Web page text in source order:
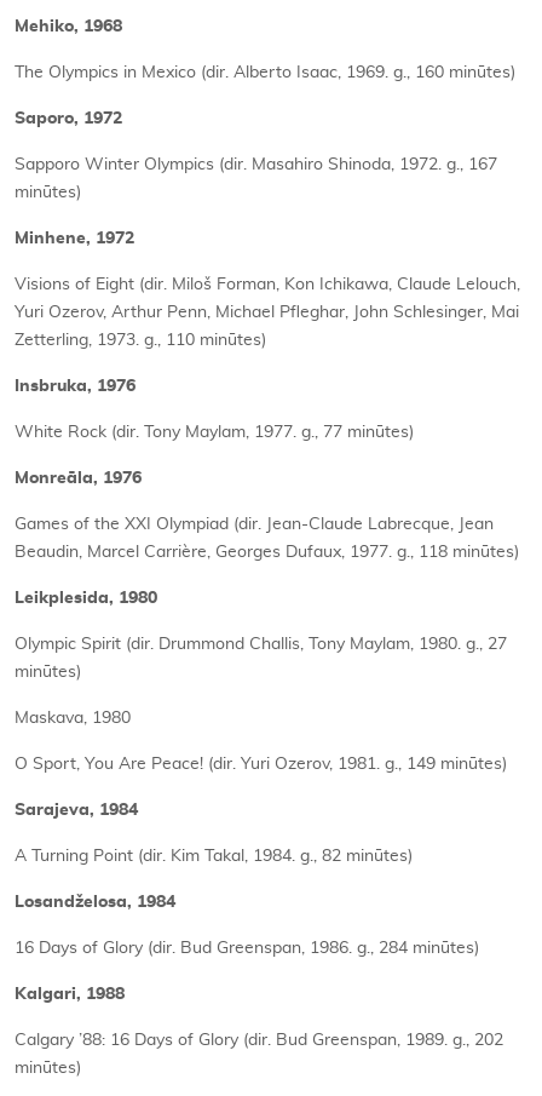
Mehiko, 1968
The Olympics in Mexico (dir. Alberto Isaac, 1969. g., 160 minūtes)
Saporo, 1972
Sapporo Winter Olympics (dir. Masahiro Shinoda, 1972. g., 167
minūtes)
Minhene, 1972
Visions of Eight (dir. Miloš Forman, Kon Ichikawa, Claude Lelouch,
Yuri Ozerov, Arthur Penn, Michael Pfleghar, John Schlesinger, Mai
Zetterling, 1973. g., 110 minūtes)
Insbruka, 1976
White Rock (dir. Tony Maylam, 1977. g., 77 minūtes)
Monreāla, 1976
Games of the XXI Olympiad (dir. Jean-Claude Labrecque, Jean
Beaudin, Marcel Carrière, Georges Dufaux, 1977. g., 118 minūtes)
Leikplesida, 1980
Olympic Spirit (dir. Drummond Challis, Tony Maylam, 1980. g., 27
minūtes)
Maskava, 1980
O Sport, You Are Peace! (dir. Yuri Ozerov, 1981. g., 149 minūtes)
Sarajeva, 1984
A Turning Point (dir. Kim Takal, 1984. g., 82 minūtes)
Losandželosa, 1984
16 Days of Glory (dir. Bud Greenspan, 1986. g., 284 minūtes)
Kalgari, 1988
Calgary ’88: 16 Days of Glory (dir. Bud Greenspan, 1989. g., 202
minūtes)